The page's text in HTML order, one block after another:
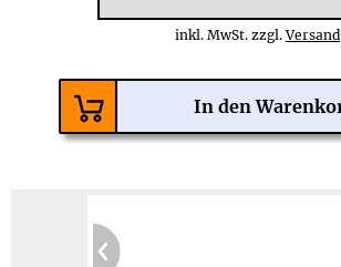
inkl. MwSt. zzgl.Versand